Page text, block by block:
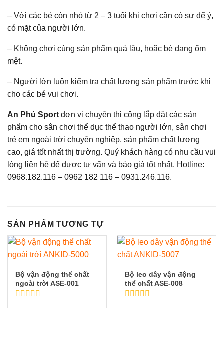
– Với các bé còn nhỏ từ 2 – 3 tuổi khi chơi cần có sự để ý,
có mặt của người lớn.
– Không chơi cùng sản phẩm quá lâu, hoặc bé đang ốm
mệt.
– Người lớn luôn kiểm tra chất lượng sản phẩm trước khi
cho các bé vui chơi.
An Phú Sport đơn vị chuyên thi công lắp đặt các sản
phẩm cho sân chơi thể dục thể thao người lớn, sân chơi
trẻ em ngoài trời chuyên nghiệp, sản phẩm chất lượng
cao, giá tốt nhất thị trường. Quý khách hàng có nhu cầu vui
lòng liên hệ để được tư vấn và báo giá tốt nhất. Hotline:
0968.182.116 – 0962 182 116 – 0931.246.116.
SẢN PHẨM TƯƠNG TỰ
Bộ vận động thể chất
ngoài trời ASE-001
Bộ leo dây vận động
thể chất ASE-008